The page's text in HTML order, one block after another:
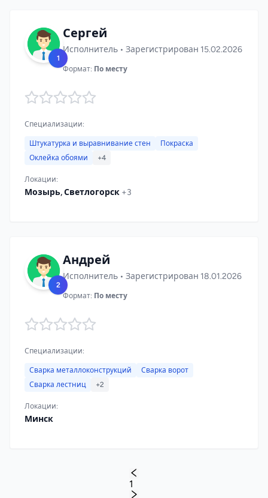
1
Сергей
Исполнитель • Зарегистрирован 15.02.2026
Формат: По месту
Специализации:
Штукатурка и выравнивание стен
Покраска
Оклейка обоями
+4
Локации:
Мозырь, Светлогорск +3
2
Андрей
Исполнитель • Зарегистрирован 18.01.2026
Формат: По месту
Специализации:
Сварка металлоконструкций
Сварка ворот
Сварка лестниц
+2
Локации:
Минск
1